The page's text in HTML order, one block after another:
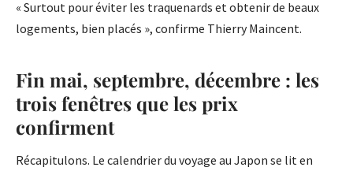
« Surtout pour éviter les traquenards et obtenir de beaux
logements, bien placés », confirme Thierry Maincent.
Fin mai, septembre, décembre : les
trois fenêtres que les prix
confirment
Récapitulons. Le calendrier du voyage au Japon se lit en